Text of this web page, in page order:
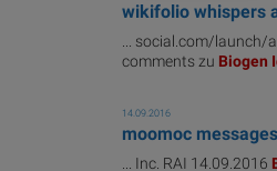
wikifolio whispers
... social.com/launch/
comments zu Biogen
14.09.2016
moomoc
... Inc. RAI 14.09.2016